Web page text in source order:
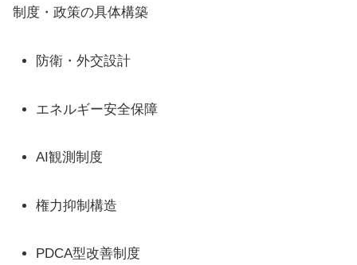
制度・政策の具体構築
防衛・外交設計
エネルギー安全保障
AI観測制度
権力抑制構造
PDCA型改善制度